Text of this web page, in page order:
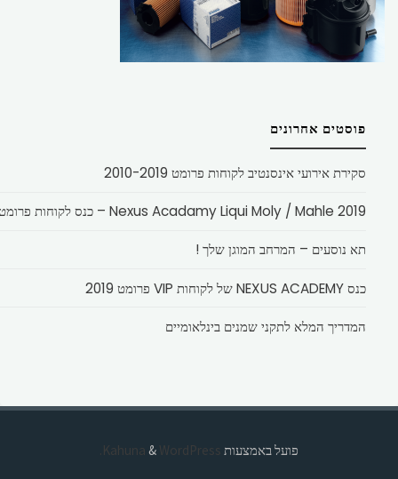
פוסטים אחרונים
סקירת אירועי אינסנטיב לקוחות פרומט 2010-2019
Nexus Acadamy Liqui Moly / Mahle 2019 – כנס לקוחות פרומט
תא נוסעים – המרחב המוגן שלך !
כנס NEXUS ACADEMY של לקוחות VIP פרומט 2019
המדריך המלא לתקני שמנים בינלאומיים
פועל באמצעות & WordPress.